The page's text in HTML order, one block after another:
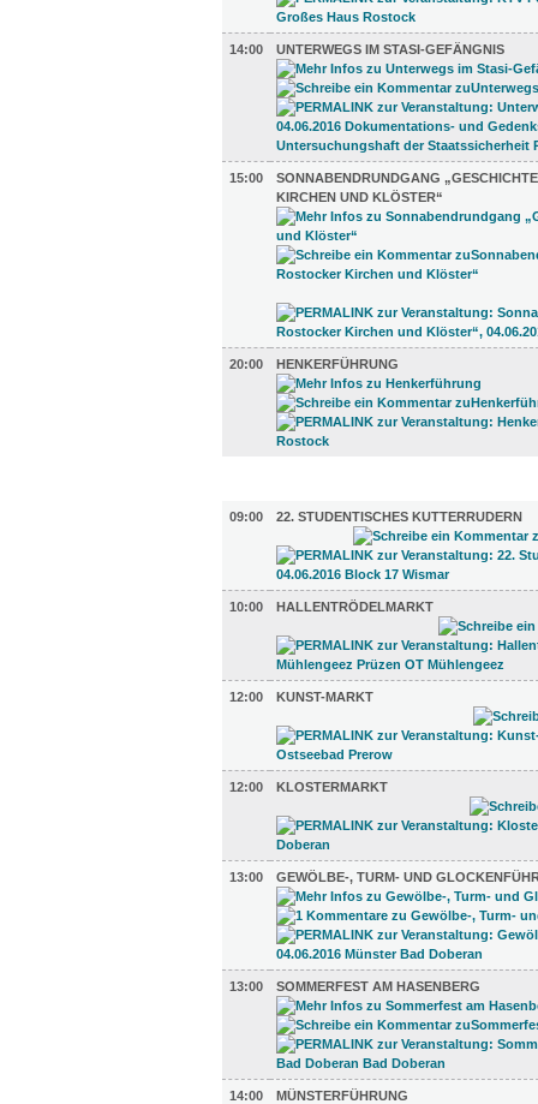
14:00 UNTERWEGS IM STASI-GEFÄNGNIS
15:00
SONNABENDRUNDGANG
KIRCHEN UND KLÖSTER“
20:00 HENKERFÜHRUNG
09:00
22. STUDENTISCHES KUTTERRUDERN
10:00 HALLENTRÖDELMARKT
12:00 KUNST-MARKT
12:00 KLOSTERMARKT
13:00 GEWÖLBE-, TURM- UND
13:00 SOMMERFEST AM HASENBERG
14:00 MÜNSTERFÜHRUNG